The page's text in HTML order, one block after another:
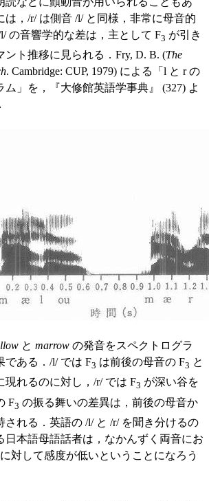
は，/r/ は側音 /l/ と同様，非常に母音的
の音響学的な差は，主として F3 が引き
ント推移に見られる．Fry, D. B. (The
. Cambridge: CUP, 1979) による「l と r の
ム」を，『大修館英語学事典』 (327) よ
と marrow の発音をスペクトログラ
である．/l/ では F3 は前後の母音の F3 と
現れるのに対し，/r/ では F3 が深い谷を
F3 の振る舞いの差異は，前後の母音か
される．英語の /l/ と /r/ を聞き分けるの
日本語母語話者は，なかんずく両音にお
対して感度が低いということになろう